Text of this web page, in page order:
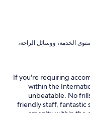
عناصر نالت الإعجاب: ⁦النظافة⁩، و⁦العاملون ومستوى الخدمة⁩، و⁦وسائل الراحة⁩،
If you're requiring
within the
unbeatable. No
friendly staff, fantastic